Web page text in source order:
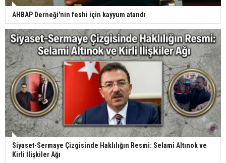
AHBAP Derneği'nin feshi için kayyum atandı
Siyaset-Sermaye Çizgisinde Haklılığın Resmi: Selami Altınok ve
Kirli İlişkiler Ağı